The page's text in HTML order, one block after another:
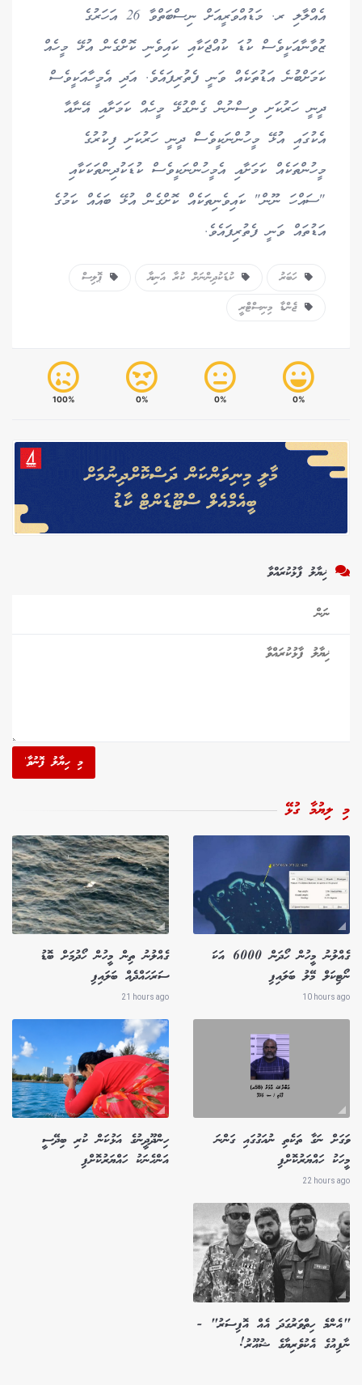
އެއްލާލި ރ. މަޑުއްވަރީއަށް ނިސްބަތްވާ 26 އަހަރުގެ
ޒުވާނާއަކީވެސް ކުޑަ ކުއްޖަކާއި ކައިވެނި ކޮށްގެން އުޅޭ މީހެއް
ކަމަށްބުނެ އަޑުތަކެއް ވަނީ ފެތުރިފައެވެ. އަދި އެމީހާއަކީވެސް
ދީނީ ހަރުކަށި ވިސްނުން ގެންގުޅޭ މީހެއް ކަމަށާއި އޭނާއާ
އެކުގައި އުޅޭ މީހުންނަކީވެސް ދީނީ ހަރުކަށި ފިކުރުގެ
މީހުންތަކެއް ކަމަށާއި އެމީހުންނަކީވެސް ކުޑަކުދިންތަކަކާއި
"ސައްހަ ނޫން" ކައިވެނިތަކެއް ކޮށްގެން އުޅޭ ބައެއް ކަމުގެ
އަޑުތައް ވަނީ ފެތުރިފައެވެ.
ހަބަރު ކުޑަކުދިންނަށް ކުރާ އަނިޔާ
ޕޮލިސް
ޖެންޑާ މިނިސްޓްރީ
0%
0%
0%
100%
ޚިޔާލު ފާޅުކުރައްވާ
މި ހިޔާލު ފޮނުވާ'
މި ލިޔުމާ ގުޅޭ
ގެއްލުނު މީހުން ހޯދަން 6000 އަކަ
ނޯޓިކަލް މޭލު ބަލައިފި
10 hours ago
ގެއްލުނު ތިން މީހުން ހޯދުމަށް ބޮޑު
ސަރަހައްދެއް ބަލައިފި
21 hours ago
ވަގަށް ނަގާ ތަކެތި ނުއަގުގައި ގަންނަ
މީހަކު ހައްޔަރުކޮށްފި
22 hours ago
ހިންދޫދީނުގެ އަޅުކަން ކުރި ބިދޭސީ
އަންހެނަކު ހައްޔަރުކޮށްފި
"އެންމެ ހިތްވަރުގަދަ އެއް އޮފިސަރު" -
ނާފިއުގެ އެކުވެރިޔާގެ ޝުއޫރު!